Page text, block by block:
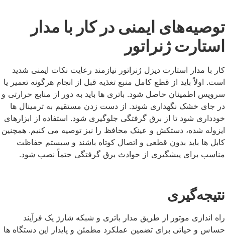
توصیه‌های ایمنی در کار با مدار
استارت ژنراتور
کار با مدار استارت دیزل ژنراتور نیازمند رعایت نکات ایمنی شدید
است. اولاً باید از قطع کامل منبع تغذیه قبل از انجام هرگونه تعمیر یا
سرویس اطمینان حاصل شود. باتری ‌ها باید به دور از منابع حرارتی و
در جای خشک نگهداری شوند. از دست زدن مستقیم به ترمینال ‌ها
خودداری شود تا از برق گرفتگی جلوگیری شود. استفاده از ابزارهای
ایزوله شده، دستکش و عینک محافظ را نیز توصیه می‌ کنیم. همچنین
کابل ها باید بدون قطعی و اتصال کوتاه باشند و سیستم حفاظت
مناسب برای پیشگیری از حوادث برق گرفتگی حتماً نصب شود.
نتیجه‌گیری
راه‌ اندازی موتور از طریق مدار باتری و شبکه شارژ یک فرآیند
حساس و حیاتی برای تضمین عملکرد مطمئن و پایدار این دستگاه ها